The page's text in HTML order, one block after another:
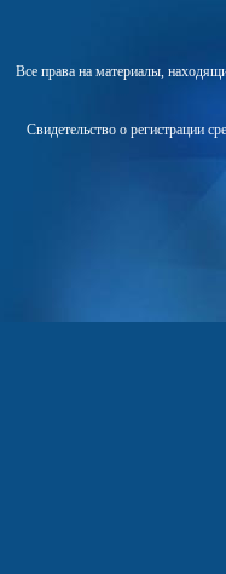
Все права на материалы,
Свидетельство о регистрации